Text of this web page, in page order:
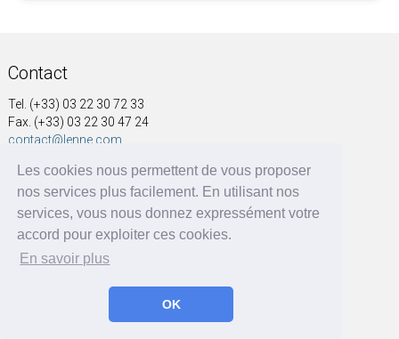
Les cookies nous permettent de vous proposer
nos services plus facilement. En utilisant nos
services, vous nous donnez expressément votre
accord pour exploiter ces cookies.
En savoir plus
OK
Contact
Tel. (+33) 03 22 30 72 33
Fax. (+33) 03 22 30 47 24
contact@lenne.com
Adresse
SOCIÉTÉ NOUVELLE A&G LENNE
41, rue Voltaire
80570 Dargnies - France